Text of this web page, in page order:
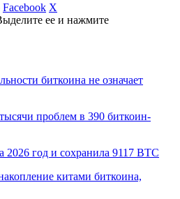
Facebook X
ее и нажмите
биткоина не означает
проблем в 390 биткоин-
2026 год и сохранила 9117 BTC
китами биткоина,